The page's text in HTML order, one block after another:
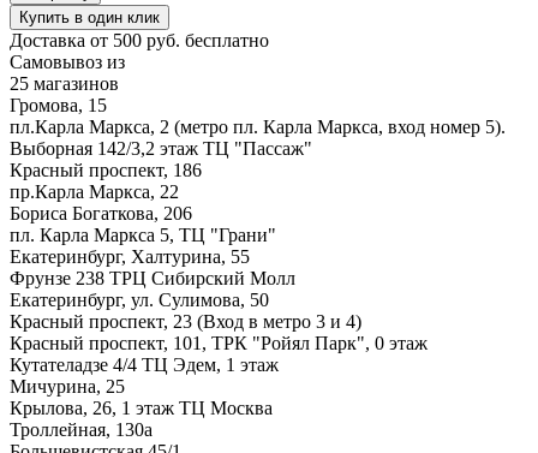
Купить в один клик
Доставка от 500 руб. бесплатно
Самовывоз из
25 магазинов
Громова, 15
пл.Карла Маркса, 2 (метро пл. Карла Маркса, вход номер 5).
Выборная 142/3,2 этаж ТЦ "Пассаж"
Красный проспект, 186
пр.Карла Маркса, 22
Бориса Богаткова, 206
пл. Карла Маркса 5, ТЦ "Грани"
Екатеринбург, Халтурина, 55
Фрунзе 238 ТРЦ Сибирский Молл
Екатеринбург, ул. Сулимова, 50
Красный проспект, 23 (Вход в метро 3 и 4)
Красный проспект, 101, ТРК "Ройял Парк", 0 этаж
Кутателадзе 4/4 ТЦ Эдем, 1 этаж
Мичурина, 25
Крылова, 26, 1 этаж ТЦ Москва
Троллейная, 130а